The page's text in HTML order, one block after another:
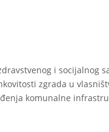
i socijalnog
zgrada u
komunalne